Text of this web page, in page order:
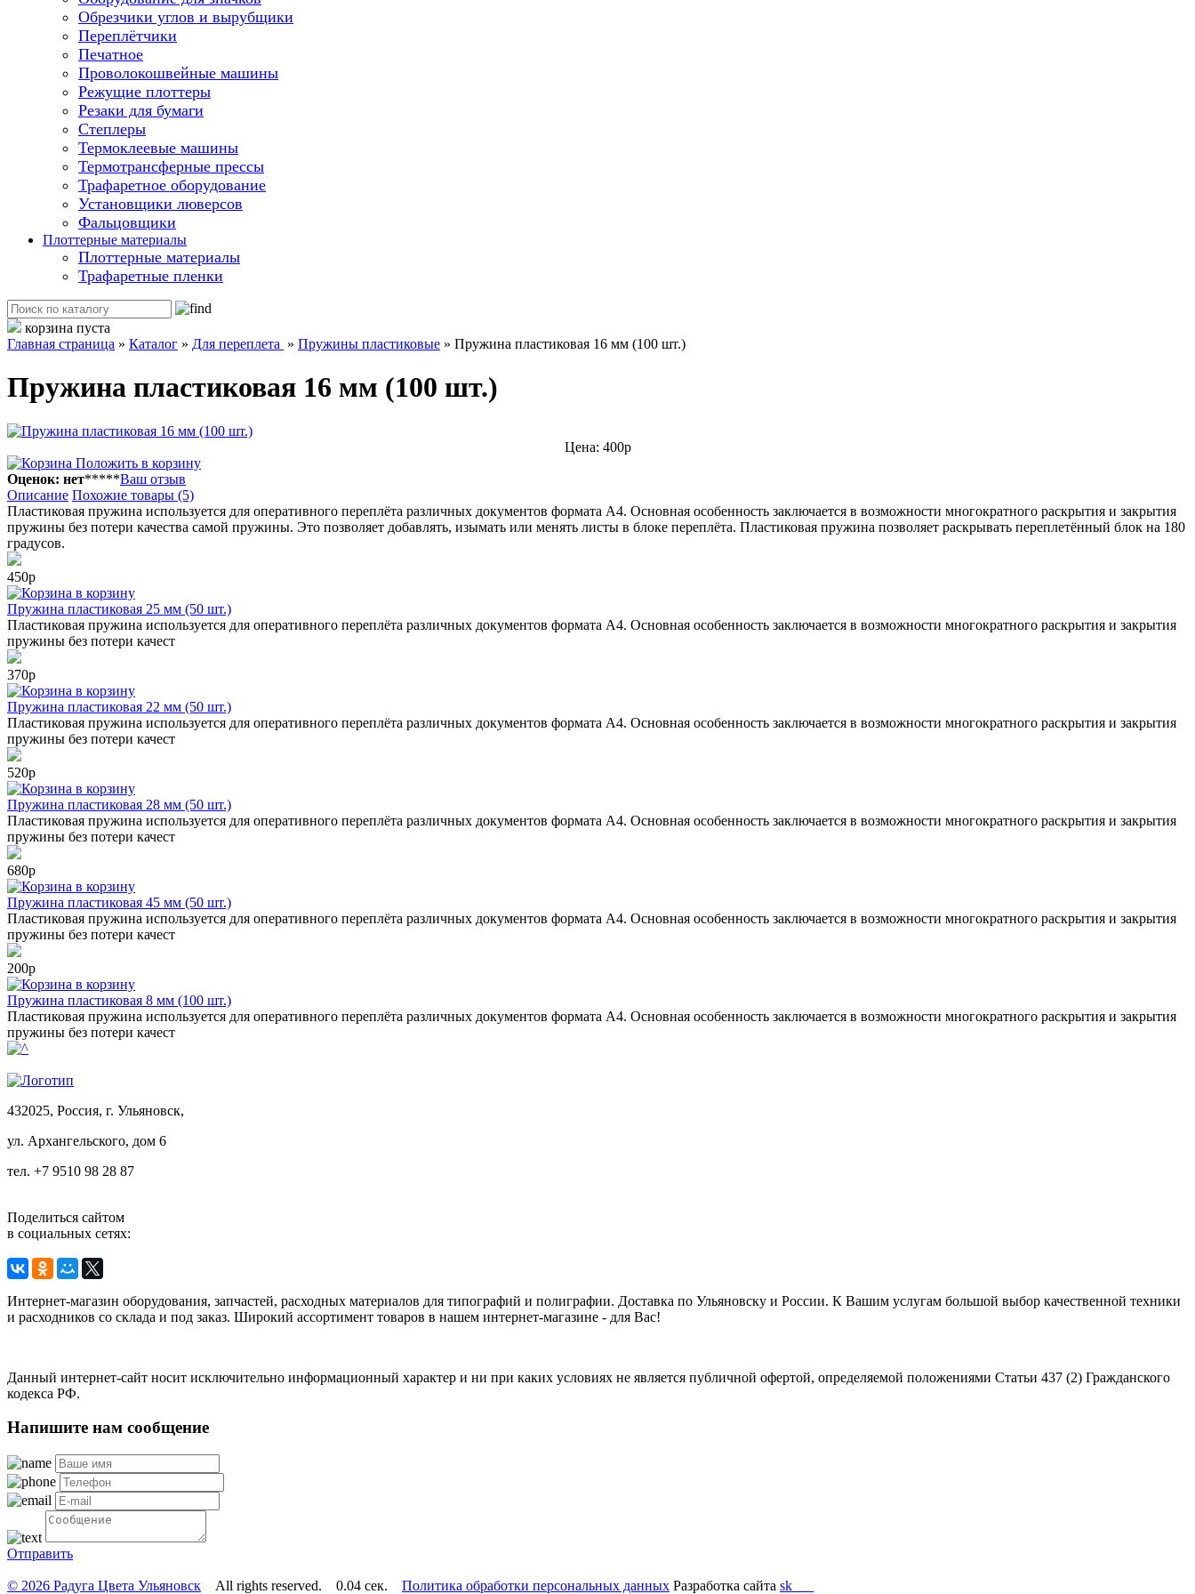
Обрезчики углов и вырубщики
Переплётчики
Печатное
Проволокошвейные машины
Режущие плоттеры
Резаки для бумаги
Степлеры
Термоклеевые машины
Термотрансферные прессы
Трафаретное оборудование
Установщики люверсов
Фальцовщики
Плоттерные материалы
Плоттерные материалы
Трафаретные пленки
корзина пуста
Главная страница » Каталог » Для переплета » Пружины пластиковые » Пружина пластиковая 16 мм (100 шт.)
Пружина пластиковая 16 мм (100 шт.)
Цена: 400р
Положить в корзину
Оценок: нет*****Ваш отзыв
Описание Похожие товары (5)
Пластиковая пружина используется для оперативного переплёта различных документов формата А4. Основная особенность заключается в возможности многократного раскрытия и закрытия
пружины без потери качества самой пружины. Это позволяет добавлять, изымать или менять листы в блоке переплёта. Пластиковая пружина позволяет раскрывать переплетённый блок на 180
градусов.
450р
в корзину
Пружина пластиковая 25 мм (50 шт.)
Пластиковая пружина используется для оперативного переплёта различных документов формата А4. Основная особенность заключается в возможности многократного раскрытия и закрытия
пружины без потери качест
370р
в корзину
Пружина пластиковая 22 мм (50 шт.)
Пластиковая пружина используется для оперативного переплёта различных документов формата А4. Основная особенность заключается в возможности многократного раскрытия и закрытия
пружины без потери качест
520р
в корзину
Пружина пластиковая 28 мм (50 шт.)
Пластиковая пружина используется для оперативного переплёта различных документов формата А4. Основная особенность заключается в возможности многократного раскрытия и закрытия
пружины без потери качест
680р
в корзину
Пружина пластиковая 45 мм (50 шт.)
Пластиковая пружина используется для оперативного переплёта различных документов формата А4. Основная особенность заключается в возможности многократного раскрытия и закрытия
пружины без потери качест
200р
в корзину
Пружина пластиковая 8 мм (100 шт.)
Пластиковая пружина используется для оперативного переплёта различных документов формата А4. Основная особенность заключается в возможности многократного раскрытия и закрытия
пружины без потери качест
432025, Россия, г. Ульяновск,
ул. Архангельского, дом 6
тел. +7 9510 98 28 87
Поделиться сайтом
в социальных сетях:
Интернет-магазин оборудования, запчастей, расходных материалов для типографий и полиграфии. Доставка по Ульяновску и России. К Вашим услугам большой выбор качественной техники
и расходников со склада и под заказ. Широкий ассортимент товаров в нашем интернет-магазине - для Вас!
Данный интернет-сайт носит исключительно информационный характер и ни при каких условиях не является публичной офертой, определяемой положениями Статьи 437 (2) Гражданского
кодекса РФ.
Напишите нам сообщение
Отправить
© 2026 Радуга Цвета Ульяновск All rights reserved. 0.04 сек. Политика обработки персональных данных Разработка сайта sk___